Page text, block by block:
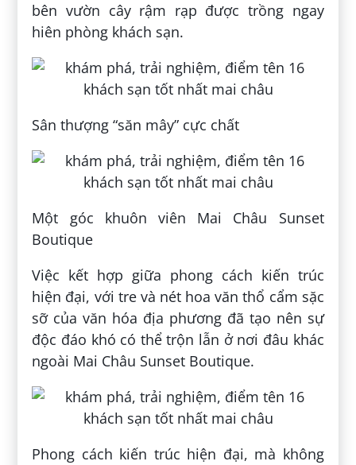
bên vườn cây rậm rạp được trồng ngay
hiên phòng khách sạn.
Sân thượng “săn mây” cực chất
Một góc khuôn viên Mai Châu Sunset
Boutique
Việc kết hợp giữa phong cách kiến trúc
hiện đại, với tre và nét hoa văn thổ cẩm sặc
sỡ của văn hóa địa phương đã tạo nên sự
độc đáo khó có thể trộn lẫn ở nơi đâu khác
ngoài Mai Châu Sunset Boutique.
Phong cách kiến trúc hiện đại, mà không